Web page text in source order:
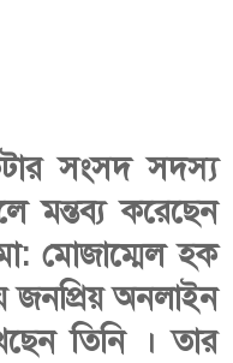
সংসদ সদস্য
মন্তব্য করেছেন
মোজাম্মেল হক
জনপ্রিয় অনলাইন
তিনি । তার